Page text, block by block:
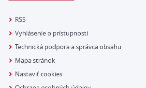
RSS
Vyhlásenie o prístupnosti
Technická podpora a správca obsahu
Mapa stránok
Nastaviť cookies